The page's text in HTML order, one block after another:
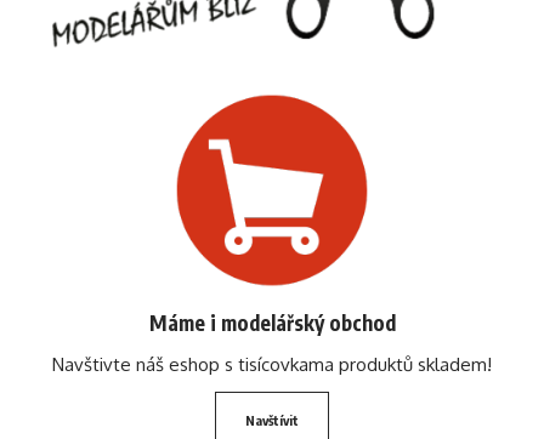
Máme i modelářský obchod
Navštivte náš eshop s tisícovkama produktů skladem!
Navštívit